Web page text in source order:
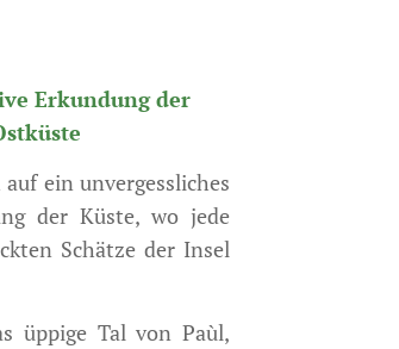
Erkundung der
auf ein unvergessliches
der Küste, wo jede
Schätze der Insel
üppige Tal von Paùl,